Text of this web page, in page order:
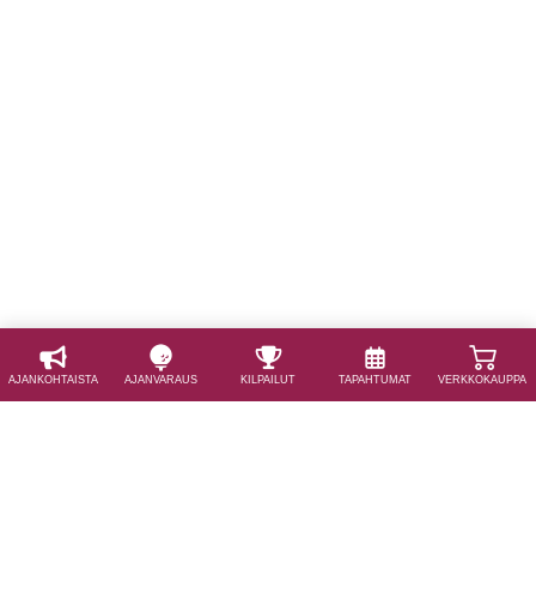
AJAN­KOHTAISTA AJAN­VARAUS KILPAILUT TAPAHTUMAT VERKKOKAUPPA